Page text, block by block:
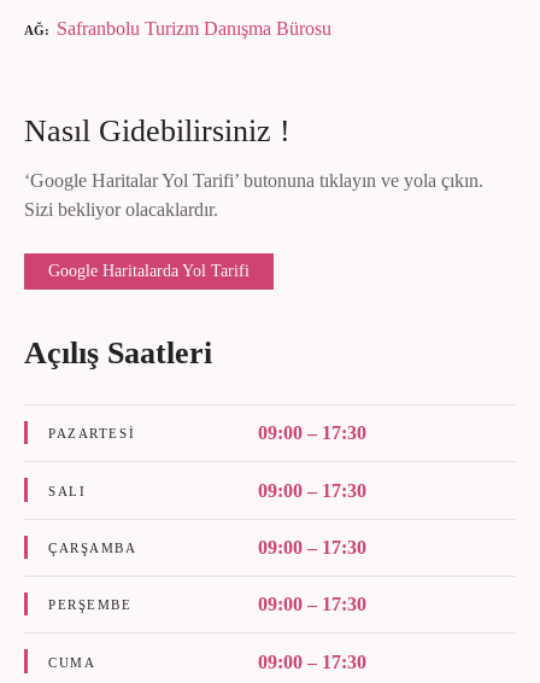
AĞ Safranbolu Turizm Danışma Bürosu
Nasıl Gidebilirsiniz !
‘Google Haritalar Yol Tarifi’ butonuna tıklayın ve yola çıkın.
Sizi bekliyor olacaklardır.
Google Haritalarda Yol Tarifi
Açılış Saatleri
PAZARTESI 09:00 – 17:30
SALI 09:00 – 17:30
ÇARŞAMBA 09:00 – 17:30
PERŞEMBE 09:00 – 17:30
CUMA 09:00 – 17:30